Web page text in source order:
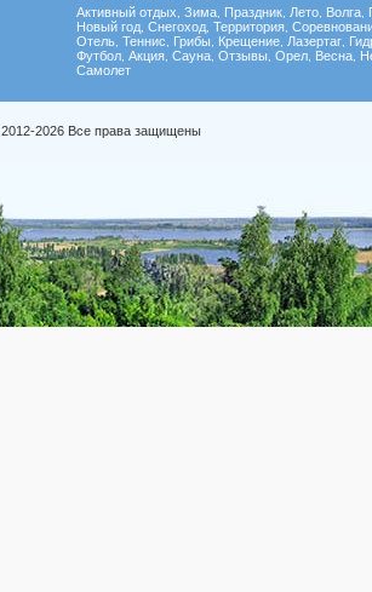
Активный отдых Зима Праздник Лето Волга
Новый год Снегоход Территория
Отель Теннис Грибы Крещение Лазертаг
Футбол Акция Сауна Отзывы Орел Весна
Самолет
2026 Все права защищены